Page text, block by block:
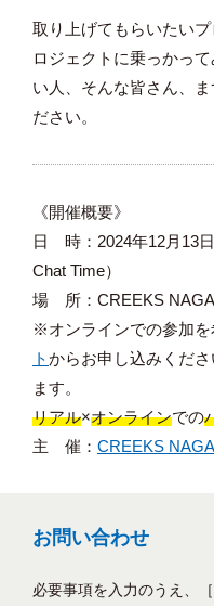
取り上げてもらいたい
ロジェクトに乗っかっ
い人、そんな皆さん、
ださい。
《開催概要》
日 時：2024年12月13
Chat Time）
場 所：CREEKS
※オンラインでの参加
トからお申し込みくだ
ます。
リアル×オンラインでの
主 催： CREEKS
お問い合わせ
必要事項を入力のうえ、